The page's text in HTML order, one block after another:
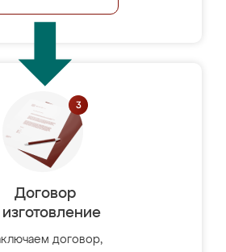
Договор
изготовление
договор,